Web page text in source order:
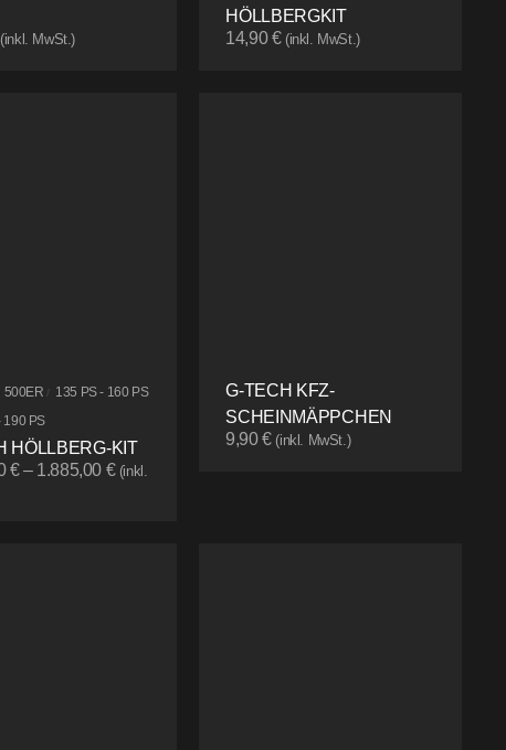
(inkl. MwSt.)
HÖLLBERGKIT
14,90€ (inkl. MwSt.)
500ER / 135 PS - 160 PS
190 PS
HÖLLBERG-KIT
€– 1.885,00 € (inkl.
G-TECH KFZ-
SCHEINMÄPPCHEN
9,90€ (inkl. MwSt.)